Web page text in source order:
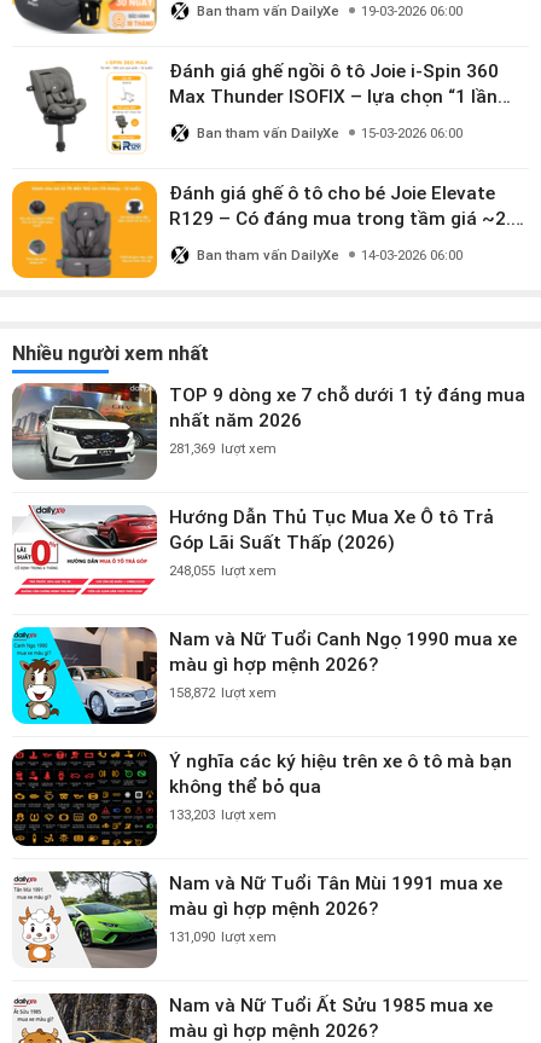
Ban tham vấn DailyXe 19-03-2026 06:00
Đánh giá ghế ngồi ô tô Joie i-Spin 360
Max Thunder ISOFIX – lựa chọn “1 lần
dùng đến 12 năm” có đáng giá gần 9
triệu?
Ban tham vấn DailyXe 15-03-2026 06:00
Đánh giá ghế ô tô cho bé Joie Elevate
R129 – Có đáng mua trong tầm giá ~2.8
triệu?
Ban tham vấn DailyXe 14-03-2026 06:00
Nhiều người xem nhất
TOP 9 dòng xe 7 chỗ dưới 1 tỷ đáng mua
nhất năm 2026
281,369 lượt xem
Hướng Dẫn Thủ Tục Mua Xe Ô tô Trả
Góp Lãi Suất Thấp (2026)
248,055 lượt xem
Nam và Nữ Tuổi Canh Ngọ 1990 mua xe
màu gì hợp mệnh 2026?
158,872 lượt xem
Ý nghĩa các ký hiệu trên xe ô tô mà bạn
không thể bỏ qua
133,203 lượt xem
Nam và Nữ Tuổi Tân Mùi 1991 mua xe
màu gì hợp mệnh 2026?
131,090 lượt xem
Nam và Nữ Tuổi Ất Sửu 1985 mua xe
màu gì hợp mệnh 2026?